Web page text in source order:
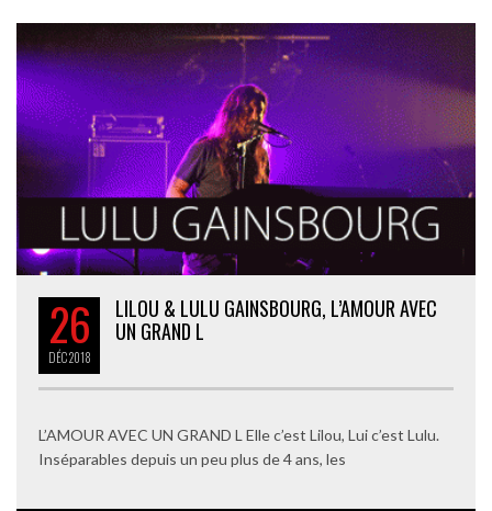
26
DÉC2018
LILOU & LULU GAINSBOURG, L’AMOUR AVEC
UN GRAND L
L’AMOUR AVEC UN GRAND L Elle c’est Lilou, Lui c’est Lulu.
Inséparables depuis un peu plus de 4 ans, les